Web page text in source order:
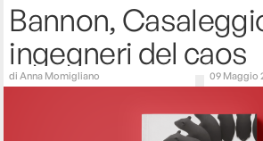
Bannon,
ingegneri del caos
diAnna Momigliano 09 Maggio